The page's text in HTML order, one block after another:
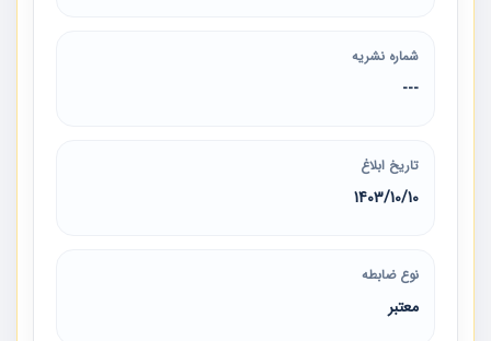
شماره نشریه
---
تاریخ ابلاغ
1403/10/10
نوع ضابطه
معتبر